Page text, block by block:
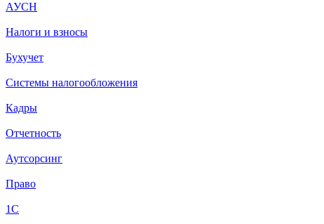
АУСН
Налоги и взносы
Бухучет
Системы налогообложения
Кадры
Отчетность
Аутсорсинг
Право
1С